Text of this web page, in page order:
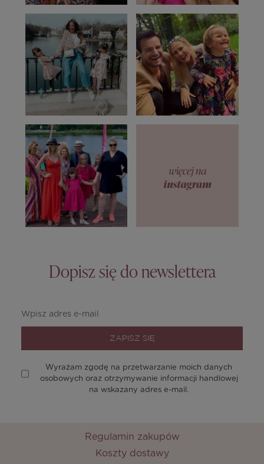
Dopisz się do newslettera
ZAPISZ SIĘ
Wyrażam zgodę na przetwarzanie moich danych
osobowych oraz otrzymywanie informacji handlowej
na wskazany adres e-mail.
Regulamin zakupów
Koszty dostawy